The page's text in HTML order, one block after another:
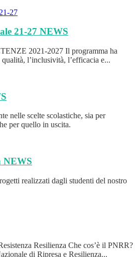
21-27 NEWS
2021-2027 Il programma ha
l’inclusività, l’efficacia e...
nelle scelte scolastiche, sia per
per quello in uscita.
NEWS
realizzati dagli studenti del nostro
Resilienza Che cos’è il PNRR?
di Ripresa e Resilienza...